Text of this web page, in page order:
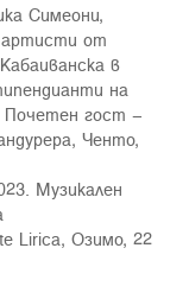
Симеони,
от
в
на
Почетен гост –
Ченто,
Музикален
Lirica, Озимо, 22